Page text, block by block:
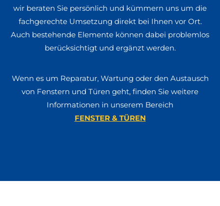
wir beraten Sie persönlich und kümmern uns um die
fachgerechte Umsetzung direkt bei Ihnen vor Ort.
Auch bestehende Elemente können dabei problemlos
berücksichtigt und ergänzt werden.
Wenn es um Reparatur, Wartung oder den Austausch
von Fenstern und Türen geht, finden Sie weitere
Informationen in unserem Bereich
FENSTER & TÜREN